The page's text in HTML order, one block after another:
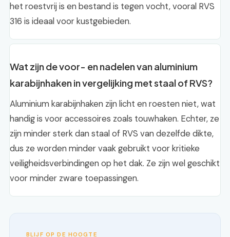
het roestvrij is en bestand is tegen vocht, vooral RVS
316 is ideaal voor kustgebieden.
Wat zijn de voor- en nadelen van aluminium
karabijnhaken in vergelijking met staal of RVS?
Aluminium karabijnhaken zijn licht en roesten niet, wat
handig is voor accessoires zoals touwhaken. Echter, ze
zijn minder sterk dan staal of RVS van dezelfde dikte,
dus ze worden minder vaak gebruikt voor kritieke
veiligheidsverbindingen op het dak. Ze zijn wel geschikt
voor minder zware toepassingen.
BLIJF OP DE HOOGTE